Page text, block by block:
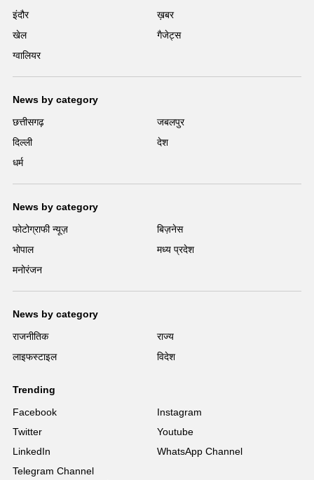
इंदौर
ख़बर
खेल
गैजेट्स
ग्वालियर
News by category
छत्तीसगढ़
जबलपुर
दिल्ली
देश
धर्म
News by category
फोटोग्राफी न्यूज़
बिज़नेस
भोपाल
मध्य प्रदेश
मनोरंजन
News by category
राजनीतिक
राज्य
लाइफस्टाइल
विदेश
Trending
Facebook
Instagram
Twitter
Youtube
LinkedIn
WhatsApp Channel
Telegram Channel